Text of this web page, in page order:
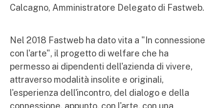
Calcagno, Amministratore Delegato di Fastweb.
Nel 2018 Fastweb ha dato vita a "In connessione
con l'arte", il progetto di welfare che ha
permesso ai dipendenti dell'azienda di vivere,
attraverso modalità insolite e originali,
l'esperienza dell'incontro, del dialogo e della
connessione, appunto, con l'arte, con una